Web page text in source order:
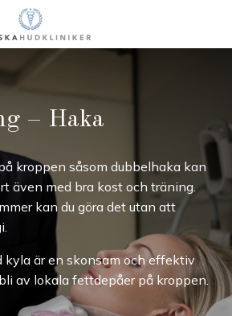
– Haka
kroppen såsom dubbelhaka kan
även med bra kost och träning.
kan du göra det utan att
kyla är en skonsam och effektiv
av lokala fettdepåer på kroppen.